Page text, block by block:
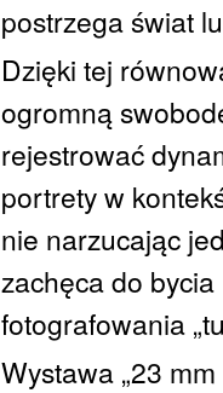
postrzega świat
Dzięki tej
ogromną
rejestrować
portrety w
nie narzucając
zachęca do
fotografowania
Wystawa „23